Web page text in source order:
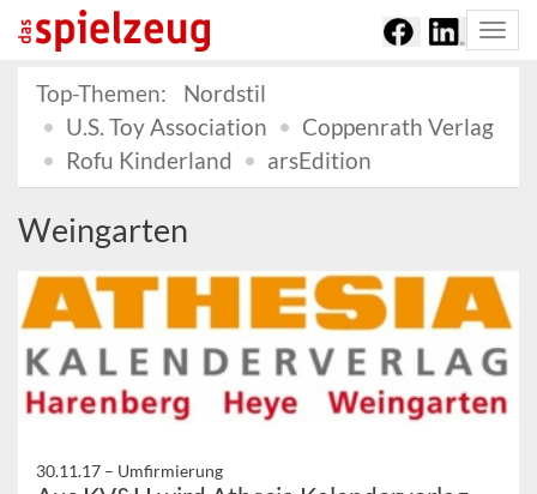
Top-Themen:
Nordstil
U.S. Toy Association
Coppenrath Verlag
Rofu Kinderland
arsEdition
Weingarten
30.11.17 – Umfirmierung